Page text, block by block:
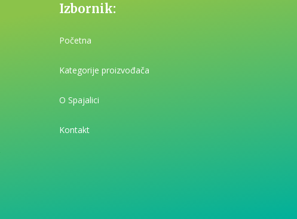
Izbornik:
Početna
Kategorije proizvođača
O Spajalici
Kontakt